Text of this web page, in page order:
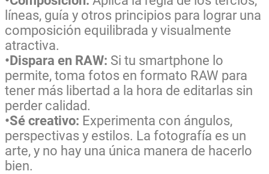
líneas, guía y otros principios para lograr una
composición equilibrada y visualmente
atractiva.
•Dispara en RAW: Si tu smartphone lo
permite, toma fotos en formato RAW para
tener más libertad a la hora de editarlas sin
perder calidad.
•Sé creativo: Experimenta con ángulos,
perspectivas y estilos. La fotografía es un
arte, y no hay una única manera de hacerlo
bien.